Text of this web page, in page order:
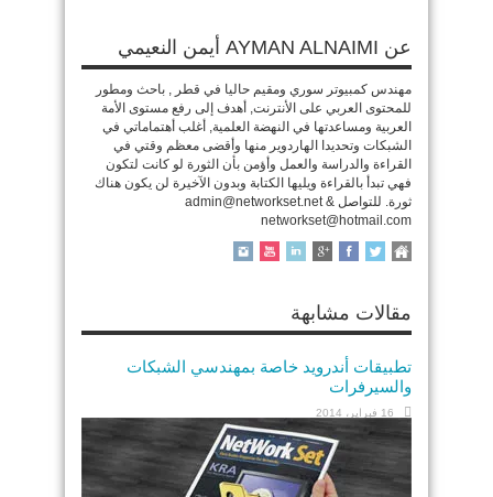
عن AYMAN ALNAIMI أيمن النعيمي
مهندس كمبيوتر سوري ومقيم حاليا في قطر , باحث ومطور
للمحتوى العربي على الأنترنت, أهدف إلى رفع مستوى الأمة
العربية ومساعدتها في النهضة العلمية, أغلب أهتماماتي في
الشبكات وتحديدا الهاردوير منها وأقضى معظم وقتي في
القراءة والدراسة والعمل وأؤمن بأن الثورة لو كانت لتكون
فهي تبدأ بالقراءة ويليها الكتابة وبدون الآخيرة لن يكون هناك
ثورة. للتواصل admin@networkset.net &
networkset@hotmail.com
مقالات مشابهة
تطبيقات أندرويد خاصة بمهندسي الشبكات
والسيرفرات
16 فبراير، 2014